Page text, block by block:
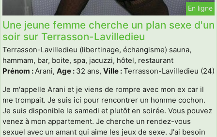
En ligne
Une jeune femme cherche un plan sexe d'un
soir sur Terrasson-Lavilledieu
Terrasson-Lavilledieu (libertinage, échangisme) sauna,
hammam, bar, boite, spa, jacuzzi, hôtel, restaurant
Prénom :Arani, Age : 32 ans, Ville :Terrasson-Lavilledieu (24)
Je m'appelle Arani et je viens de rompre avec mon ex car il
me trompait. Je suis ici pour rencontrer un homme cochon.
Je suis disponible le samedi et plutôt en soirée. Vous pouvez
venez à mon appartement. Je cherche un rendez-vous
sexuel avec un amant qui aime les jeux de sexe. J'ai besoin